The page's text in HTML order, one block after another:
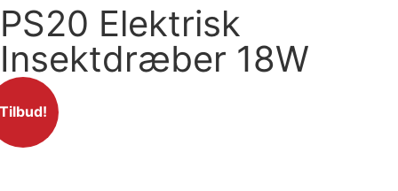
PS20 Elektrisk
Insektdræber 18W